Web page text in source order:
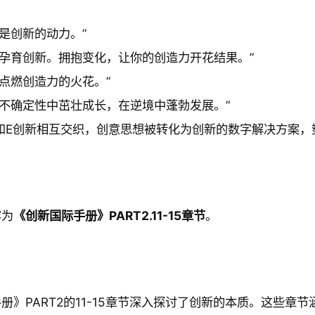
创新的动力。”
育创新。拥抱变化，让你的创造力开花结果。”
燃创造力的火花。”
确定性中茁壮成长，在逆境中蓬勃发展。”
E创新相互交织，创意思想被转化为创新的数字解决方案
《创新国际手册》PART2.11-15章节。
》PART2的11-15章节深入探讨了创新的本质。这些章